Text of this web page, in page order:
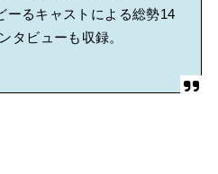
るキャストによる総勢14
タビューも収録。